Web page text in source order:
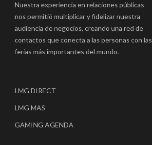
Nuestra experiencia en relaciones públicas
nos permitió multiplicar y fidelizar nuestra
audiencia de negocios, creando una red de
contactos que conecta a las personas con las
ferias más importantes del mundo.
LMG DIRECT
LMG MAS
GAMING AGENDA